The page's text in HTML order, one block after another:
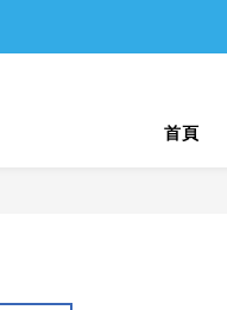
首頁